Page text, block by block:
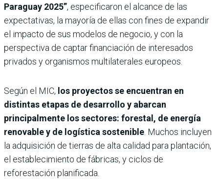
Paraguay 2025”, especificaron el alcance de las
expectativas, la mayoría de ellas con fines de expandir
el impacto de sus modelos de negocio, y con la
perspectiva de captar financiación de interesados
privados y organismos multilaterales europeos.
Según el MIC, los proyectos se encuentran en
distintas etapas de desarrollo y abarcan
principalmente los sectores: forestal, de energía
renovable y de logística sostenible. Muchos incluyen
la adquisición de tierras de alta calidad para plantación,
el establecimiento de fábricas, y ciclos de
reforestación planificada.